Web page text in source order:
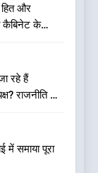
हित और
कैबिनेट के
रहे हैं
राजनीति के
समाया पूरा
2027 के
लेकिन